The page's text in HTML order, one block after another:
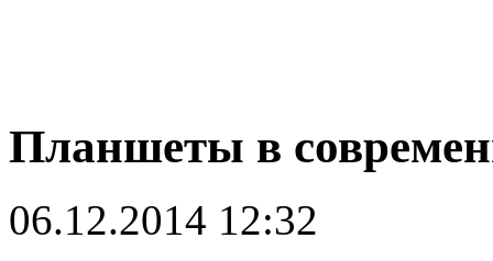
Планшеты в
06.12.2014 12:32